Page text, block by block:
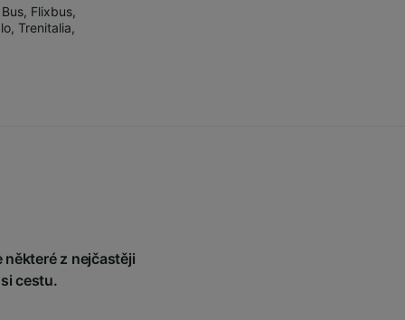
, Flixbus,
, Trenitalia,
některé z nejčastěji
cestu.